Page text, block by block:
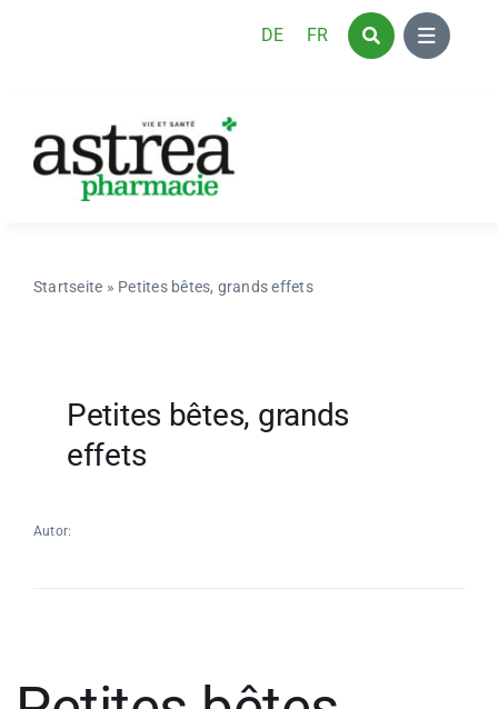
DE FR
Startseite » Petites bêtes, grands effets
Petites bêtes, grands
effets
Autor: